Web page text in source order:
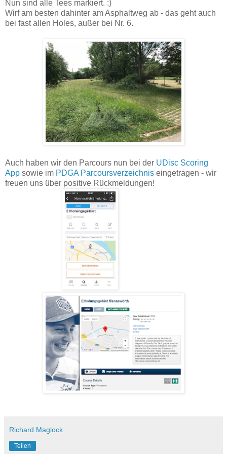
Nun sind alle Tees markiert. :)
Wirf am besten dahinter am Asphaltweg ab - das geht auch
bei fast allen Holes, außer bei Nr. 6.
Auch haben wir den Parcours nun bei der UDisc Scoring
App sowie im PDGA Parcoursverzeichnis eingetragen - wir
freuen uns über positive Rückmeldungen!
Richard Maglock
Teilen